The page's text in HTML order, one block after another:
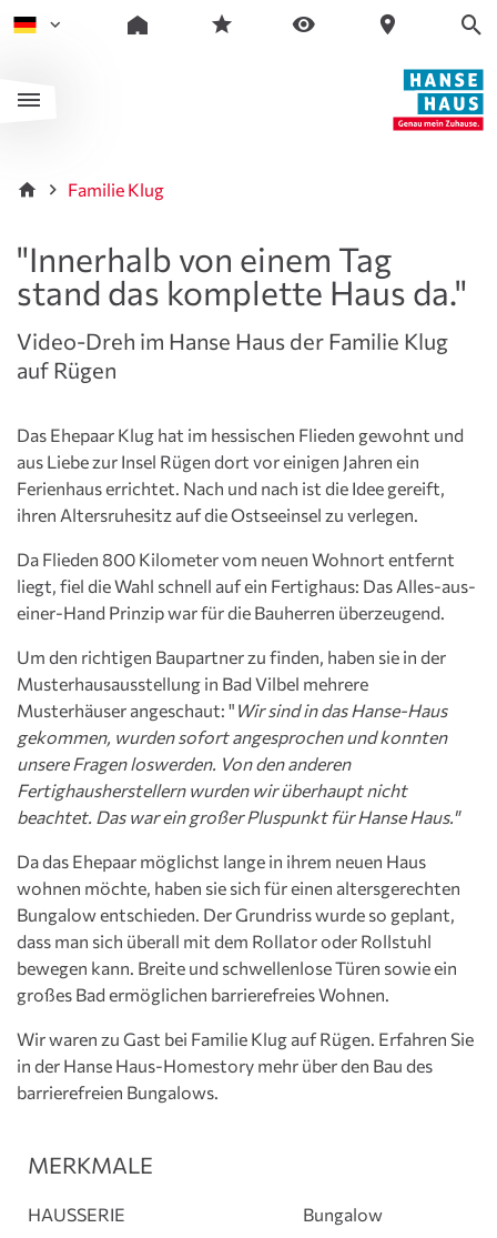
Familie Klug
Video-Dreh im Hanse Haus der Familie Klug
auf Rügen
"Innerhalb von einem Tag
stand das komplette Haus da."
Das Ehepaar Klug hat im hessischen Flieden gewohnt und
aus Liebe zur Insel Rügen dort vor einigen Jahren ein
Ferienhaus errichtet. Nach und nach ist die Idee gereift,
ihren Altersruhesitz auf die Ostseeinsel zu verlegen.
Da Flieden 800 Kilometer vom neuen Wohnort entfernt
liegt, fiel die Wahl schnell auf ein Fertighaus: Das Alles-aus-
einer-Hand Prinzip war für die Bauherren überzeugend.
Um den richtigen Baupartner zu finden, haben sie in der
Musterhausausstellung in Bad Vilbel mehrere
Musterhäuser angeschaut: " Wir sind in das Hanse-Haus
gekommen, wurden sofort angesprochen und konnten
unsere Fragen loswerden. Von den anderen
Fertighausherstellern wurden wir überhaupt nicht
beachtet. Das war ein großer Pluspunkt für Hanse Haus."
Da das Ehepaar möglichst lange in ihrem neuen Haus
wohnen möchte, haben sie sich für einen altersgerechten
Bungalow entschieden. Der Grundriss wurde so geplant,
dass man sich überall mit dem Rollator oder Rollstuhl
bewegen kann. Breite und schwellenlose Türen sowie ein
großes Bad ermöglichen barrierefreies Wohnen.
Wir waren zu Gast bei Familie Klug auf Rügen. Erfahren Sie
in der Hanse Haus-Homestory mehr über den Bau des
barrierefreien Bungalows.
MERKMALE
HAUSSERIE Bungalow